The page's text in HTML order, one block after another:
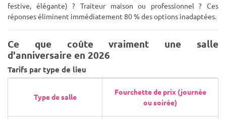
festive, élégante) ? Traiteur maison ou professionnel ? Ces
réponses éliminent immédiatement 80 % des options inadaptées.
Ce que coûte vraiment une salle
d'anniversaire en 2026
Tarifs par type de lieu
Type de salle
Fourchette de prix (journée
ou soirée)